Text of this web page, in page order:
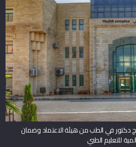
دكتور في الطب من هيئة الاعتماد وضمان
للتعليم الطبي